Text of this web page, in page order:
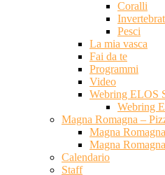
Coralli
Pesci
La mia vasca
Fai da te
Programmi
Video
Webring ELOS
Webring
Magna Romagna –
Magna
Magna Romagna
Calendario
Staff